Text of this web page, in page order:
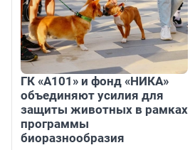
ГК «А101» и фонд «НИКА»
объединяют усилия для
защиты животных в рамках
программы
биоразнообразия